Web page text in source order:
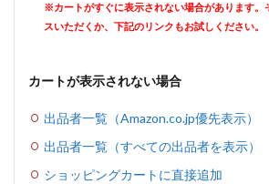
※カートがすぐに表示されない場合があります。
スいただくか、下記のリンクもお試しください。
カートが表示されない場合
出品者一覧（Amazon.co.jp優先表示）
出品者一覧（すべての出品者を表示）
ショッピングカートに直接追加